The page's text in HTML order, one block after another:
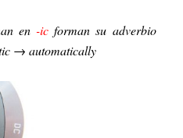
en-ic forman su adverbio
→ automatically